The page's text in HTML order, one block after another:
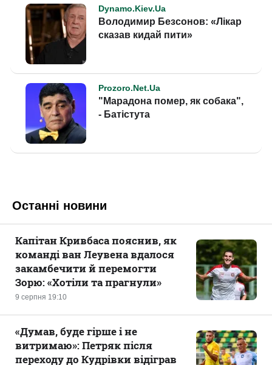
Останні новини
9 серпня 19:10
Капітан Кривбаса пояснив, як
команді ван Леувена вдалося
закамбечити й перемогти
Зорю: «Хотіли та прагнули»
«Думав, буде гірше і не
витримаю»: Петряк після
переходу до Кудрівки відіграв